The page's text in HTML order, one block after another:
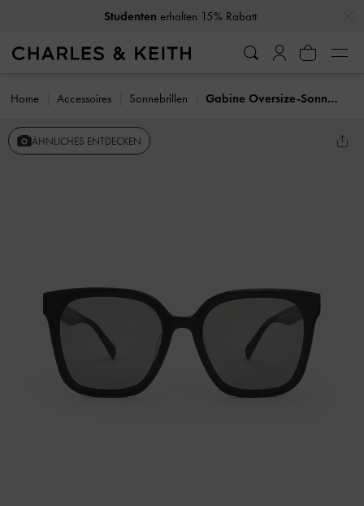
Studenten erhalten 15% Rabatt
Home Accessoires Sonnebrillen Gabine Oversize-Sonnenbrille mit Schmetterlings-Print
ÄHNLICHES ENTDECKEN